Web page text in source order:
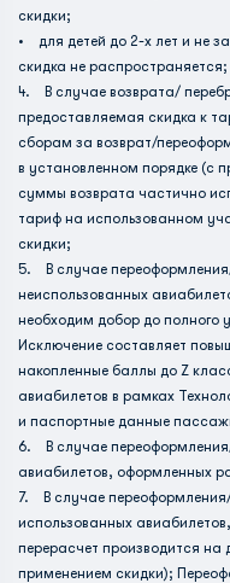
скидки;
• для детей до 2-х лет и не
скидка не распространяется;
4. В случае возврата/
предоставляемая скидка к
сборам за возврат/
в установленном порядке (с
суммы возврата частично
тариф на использованном
скидки;
5. В случае
неиспользованных
необходим добор до полного
Исключение составляет
накопленные баллы до Z
авиабилетов в рамках
и паспортные данные
6. В случае
авиабилетов, оформленных
7. В случае
использованных
перерасчет производится
применением скидки);